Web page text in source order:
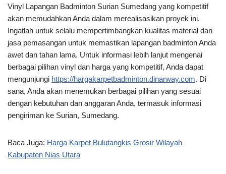
Vinyl Lapangan Badminton Surian Sumedang yang kompetitif
akan memudahkan Anda dalam merealisasikan proyek ini.
Ingatlah untuk selalu mempertimbangkan kualitas material dan
jasa pemasangan untuk memastikan lapangan badminton Anda
awet dan tahan lama. Untuk informasi lebih lanjut mengenai
berbagai pilihan vinyl dan harga yang kompetitif, Anda dapat
mengunjungi https://hargakarpetbadminton.dinarway.com. Di
sana, Anda akan menemukan berbagai pilihan yang sesuai
dengan kebutuhan dan anggaran Anda, termasuk informasi
pengiriman ke Surian, Sumedang.
Baca Juga: Harga Karpet Bulutangkis Grosir Wilayah
Kabupaten Nias Utara